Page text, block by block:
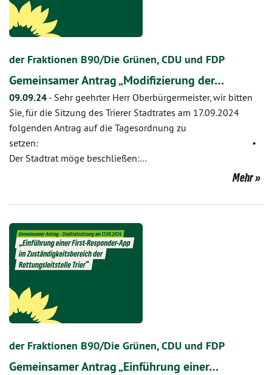
der Fraktionen B90/Die Grünen, CDU und FDP
Gemeinsamer Antrag „Modifizierung der…
09.09.24 - Sehr geehrter Herr Oberbürgermeister, wir bitten
Sie, für die Sitzung des Trierer Stadtrates am 17.09.2024
folgenden Antrag auf die Tagesordnung zu
setzen: •
Der Stadtrat möge beschließen:…
Mehr
der Fraktionen B90/Die Grünen, CDU und FDP
Gemeinsamer Antrag „Einführung einer…